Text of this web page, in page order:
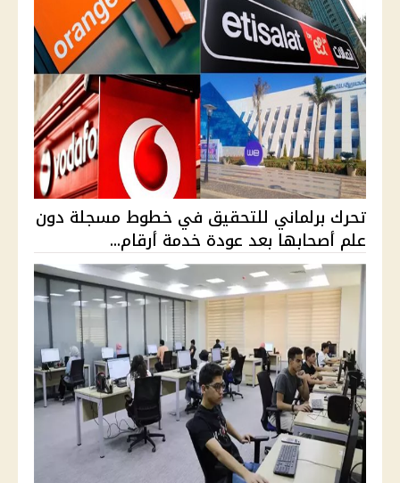
تحرك برلماني للتحقيق في خطوط مسجلة دون
علم أصحابها بعد عودة خدمة أرقام...